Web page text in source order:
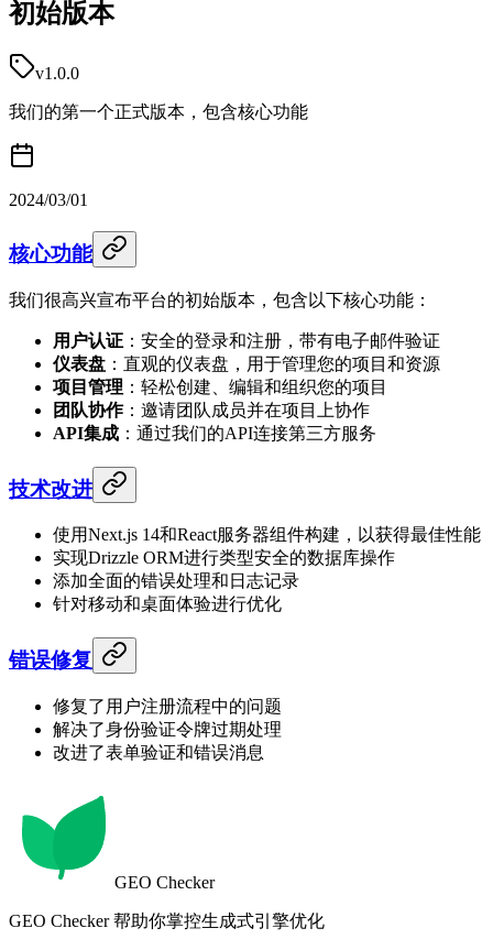
初始版本
v1.0.0
我们的第一个正式版本，包含核心功能
2024/03/01
核心功能
我们很高兴宣布平台的初始版本，包含以下核心功能：
用户认证 ：安全的登录和注册，带有电子邮件验证
仪表盘 ：直观的仪表盘，用于管理您的项目和资源
项目管理 ：轻松创建、编辑和组织您的项目
团队协作：邀请团队成员并在项目上协作
API集成 ：通过我们的API连接第三方服务
技术改进
使用Next.js 14和React服务器组件构建，以获得最佳性能
实现Drizzle ORM进行类型安全的数据库操作
添加全面的错误处理和日志记录
针对移动和桌面体验进行优化
错误修复
修复了用户注册流程中的问题
解决了身份验证令牌过期处理
改进了表单验证和错误消息
GEO Checker
GEO Checker 帮助你掌控生成式引擎优化